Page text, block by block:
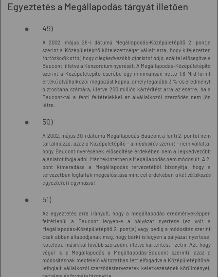
Egyeztetés a Megállapodás tárgyát illetően
49)
A 2002. május 29-i dátumú Megállapodás-Középületépítő 2. pontja
szerint a Középületépítő kötelezettséget vállalt arra, hogy kifejezetten
tartózkodik attól, hogy a legkedvezőbb ajánlatot adja, ezáltal elősegítve a
Baucont, illetve a Konzorcium nyerését. A Megállapodás-Középületépítő
szerint a Középületépítő cserébe egy minimálisan nettó 1,6 Mrd forint
értékű alvállalkozói megbízást kapna, amely legalább 3 %-os eredményt
biztosítana számára, illetve 200 milliós kártérítést arra az esetre, ha a
Baucont-tal a fenti feltételekkel az alvállalkozói szerződés nem jön
létre.
50)
A 2002. május 30-i dátumú Megállapodás-Baucont a fenti 2. pontot nem
tartalmazza, azaz a Középületépítő - a módosítás szerint - nem vállalta,
hogy Baucont nyerésének elősegítése érdekében nem a legkedvezőbb
ajánlatot fogja adni. Más tekintetben a Megállapodás nem módosult. A 2.
pont kimaradása a Megállapodás tervezetéből bizonyítja, hogy a
tervezetben foglaltak megvalósítása mint cél érdekében a két vállalkozás
egyeztetett egymással.
51)
Az egyeztetés arra irányult, hogy a megállapodás eredményeképpen
feltétlenül a Baucont legyen-e a pályázat nyertese (ez volt a
Megállapodás-Középületépítő 2. pontja) vagy pedig a módosítás szerint
csak abban állapodjanak meg, hogy bárki is legyen a pályázat nyertese,
köteles a másikkal tovább szerződni, illetve kártérítést fizetni. Azt, hogy
végül is a Megállapodás a Megállapodás-Baucont szerinti, azaz a
módosításnak megfelelő változatban lett elfogadva a Középületépítőnél
lefoglalt vállalkozói szerződéstervezetek keletkezésének körülményei,